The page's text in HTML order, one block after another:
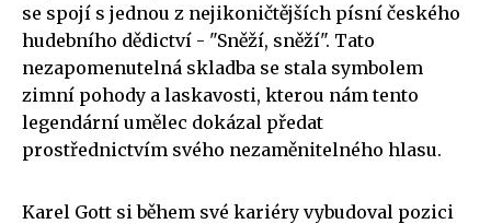
se spojí s jednou z nejikoničtějších písní českého
hudebního dědictví - "Sněží, sněží". Tato
nezapomenutelná skladba se stala symbolem
zimní pohody a laskavosti, kterou nám tento
legendární umělec dokázal předat
prostřednictvím svého nezaměnitelného hlasu.
Karel Gott si během své kariéry vybudoval pozici